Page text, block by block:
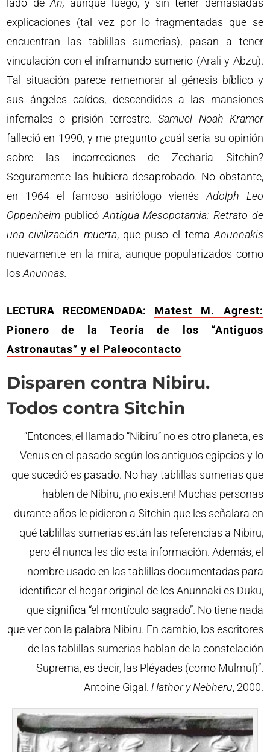
lado de An, aunque luego, y sin tener demasiadas
explicaciones (tal vez por lo fragmentadas que se
encuentran las tablillas sumerias), pasan a tener
vinculación con el inframundo sumerio (Arali y Abzu).
Tal situación parece rememorar al génesis bíblico y
sus ángeles caídos, descendidos a las mansiones
infernales o prisión terrestre.Samuel Noah Kramer
falleció en 1990, y me pregunto ¿cuál sería su opinión
sobre las incorreciones de Zecharia Sitchin?
Seguramente las hubiera desaprobado. No obstante,
en 1964 el famoso asiriólogo vienés Adolph Leo
Oppenheim publicó Antigua Mesopotamia: Retrato de
una civilización muerta, que puso el tema Anunnakis
nuevamente en la mira, aunque popularizados como
losAnunnas.
LECTURA RECOMENDADA: Matest M. Agrest:
Pionero de la Teoría de los “Antiguos
Astronautas” y el Paleocontacto
Disparen contra Nibiru.
Todos contra Sitchin
“Entonces, el llamado “Nibiru” no es otro planeta, es
Venus en el pasado según los antiguos egipcios y lo
que sucedió es pasado. No hay tablillas sumerias que
hablen de Nibiru, ¡no existen! Muchas personas
durante años le pidieron a Sitchin que les señalara en
qué tablillas sumerias están las referencias a Nibiru,
pero él nunca les dio esta información. Además, el
nombre usado en las tablillas documentadas para
identificar el hogar original de los Anunnaki es Duku,
que significa “el montículo sagrado”. No tiene nada
que ver con la palabra Nibiru. En cambio, los escritores
de las tablillas sumerias hablan de la constelación
Suprema, es decir, las Pléyades (como Mulmul)”.
Antoine Gigal. Hathor y Nebheru, 2000.